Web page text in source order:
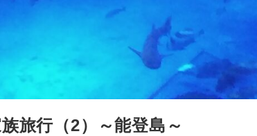
旅行（2）～能登島～